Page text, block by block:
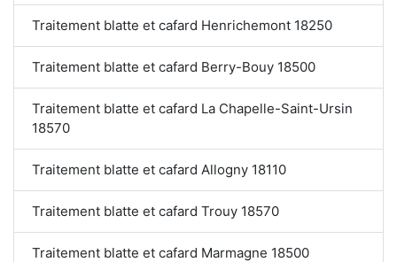
Traitement blatte et cafard Henrichemont 18250
Traitement blatte et cafard Berry-Bouy 18500
Traitement blatte et cafard La Chapelle-Saint-Ursin
18570
Traitement blatte et cafard Allogny 18110
Traitement blatte et cafard Trouy 18570
Traitement blatte et cafard Marmagne 18500